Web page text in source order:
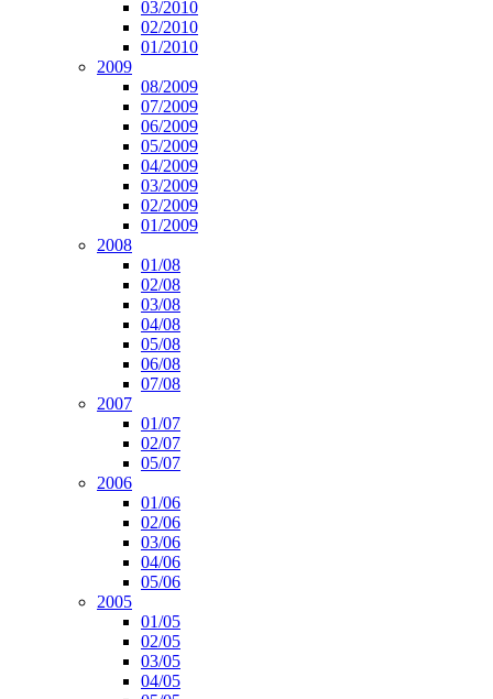
03/2010
02/2010
01/2010
2009
08/2009
07/2009
06/2009
05/2009
04/2009
03/2009
02/2009
01/2009
2008
01/08
02/08
03/08
04/08
05/08
06/08
07/08
2007
01/07
02/07
05/07
2006
01/06
02/06
03/06
04/06
05/06
2005
01/05
02/05
03/05
04/05